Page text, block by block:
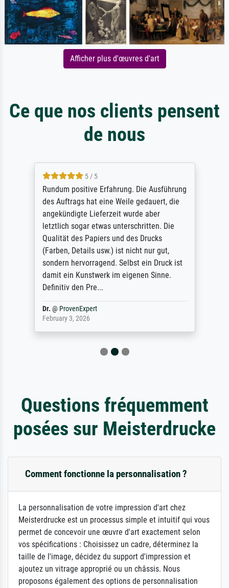
Afficher plus d'œuvres d'art
Ce que nos clients pensent
de nous
5 / 5
Rundum positive Erfahrung. Die Ausführung
des Auftrags hat eine Weile gedauert, die
angekündigte Lieferzeit wurde aber
letztlich sogar etwas unterschritten. Die
Qualität des Papiers und des Drucks
(Farben, Details usw.) ist nicht nur gut,
sondern hervorragend. Selbst ein Druck ist
damit ein Kunstwerk im eigenen Sinne.
Definitiv den Pre...
Dr. @ ProvenExpert
February 3, 2026
Questions fréquemment
posées sur Meisterdrucke
Comment fonctionne la personnalisation ?
La personnalisation de votre impression d'art chez
Meisterdrucke est un processus simple et intuitif qui vous
permet de concevoir une œuvre d'art exactement selon
vos spécifications : Choisissez un cadre, déterminez la
taille de l'image, décidez du support d'impression et
ajoutez un vitrage approprié ou un châssis. Nous
proposons également des options de personnalisation